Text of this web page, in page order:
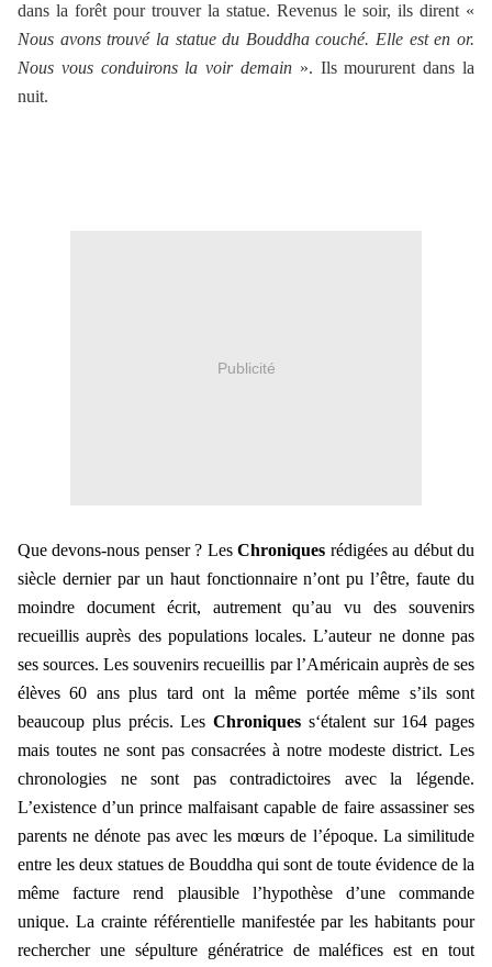
dans la forêt pour trouver la statue. Revenus le soir, ils dirent «
Nous avons trouvé la statue du Bouddha couché. Elle est en or.
Nous vous conduirons la voir demain ». Ils moururent dans la
nuit.
Publicité
Que devons-nous penser ? LesChroniques rédigées au début du
siècle dernier par un haut fonctionnaire n’ont pu l’être, faute du
moindre document écrit, autrement qu’au vu des souvenirs
recueillis auprès des populations locales. L’auteur ne donne pas
ses sources. Les souvenirs recueillis par l’Américain auprès de ses
élèves 60 ans plus tard ont la même portée même s’ils sont
beaucoup plus précis. Les Chroniques s‘étalent sur 164 pages
mais toutes ne sont pas consacrées à notre modeste district. Les
chronologies ne sont pas contradictoires avec la légende.
L’existence d’un prince malfaisant capable de faire assassiner ses
parents ne dénote pas avec les mœurs de l’époque. La similitude
entre les deux statues de Bouddha qui sont de toute évidence de la
même facture rend plausible l’hypothèse d’une commande
unique. La crainte référentielle manifestée par les habitants pour
rechercher une sépulture génératrice de maléfices est en tout